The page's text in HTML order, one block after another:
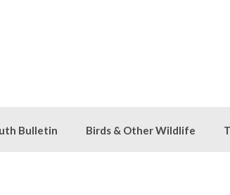
Bulletin Birds & Other Wildlife